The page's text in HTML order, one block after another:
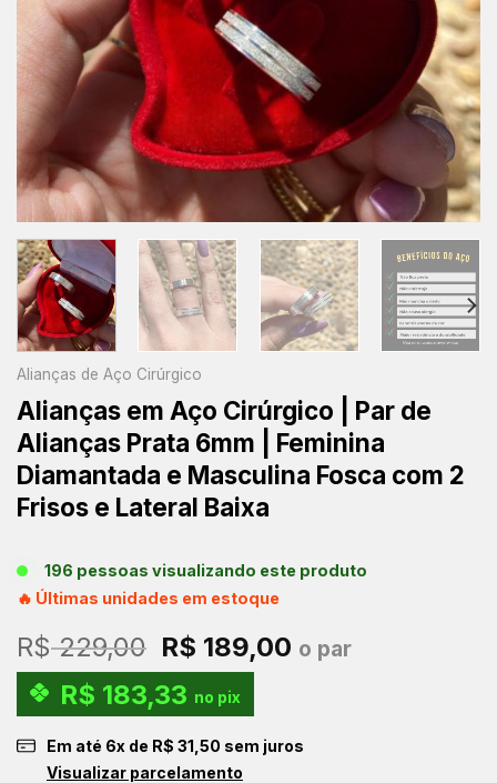
Alianças de Aço Cirúrgico
Alianças em Aço Cirúrgico | Par de
Alianças Prata 6mm | Feminina
Diamantada e Masculina Fosca com 2
Frisos e Lateral Baixa
196 pessoas visualizando este produto
🔥 Últimas unidades em estoque
R$229,00 O
preço
original
era:
R$ 229,00.
R$ 189,00 O
R$ 189,00.
o par
R$ 183,33 no pix
Em até 6x de R$ 31,50 sem juros
Visualizar parcelamento